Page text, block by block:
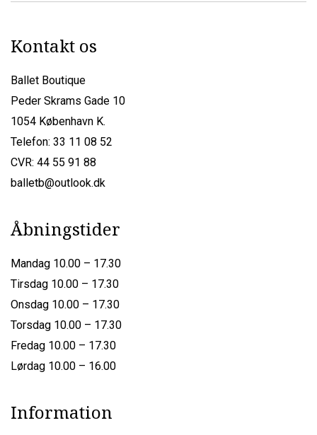
Kontakt os
Ballet Boutique
Peder Skrams Gade 10
1054 København K.
Telefon: 33 11 08 52
CVR: 44 55 91 88
balletb@outlook.dk
Åbningstider
Mandag 10.00 – 17.30
Tirsdag 10.00 – 17.30
Onsdag 10.00 – 17.30
Torsdag 10.00 – 17.30
Fredag 10.00 – 17.30
Lørdag 10.00 – 16.00
Information